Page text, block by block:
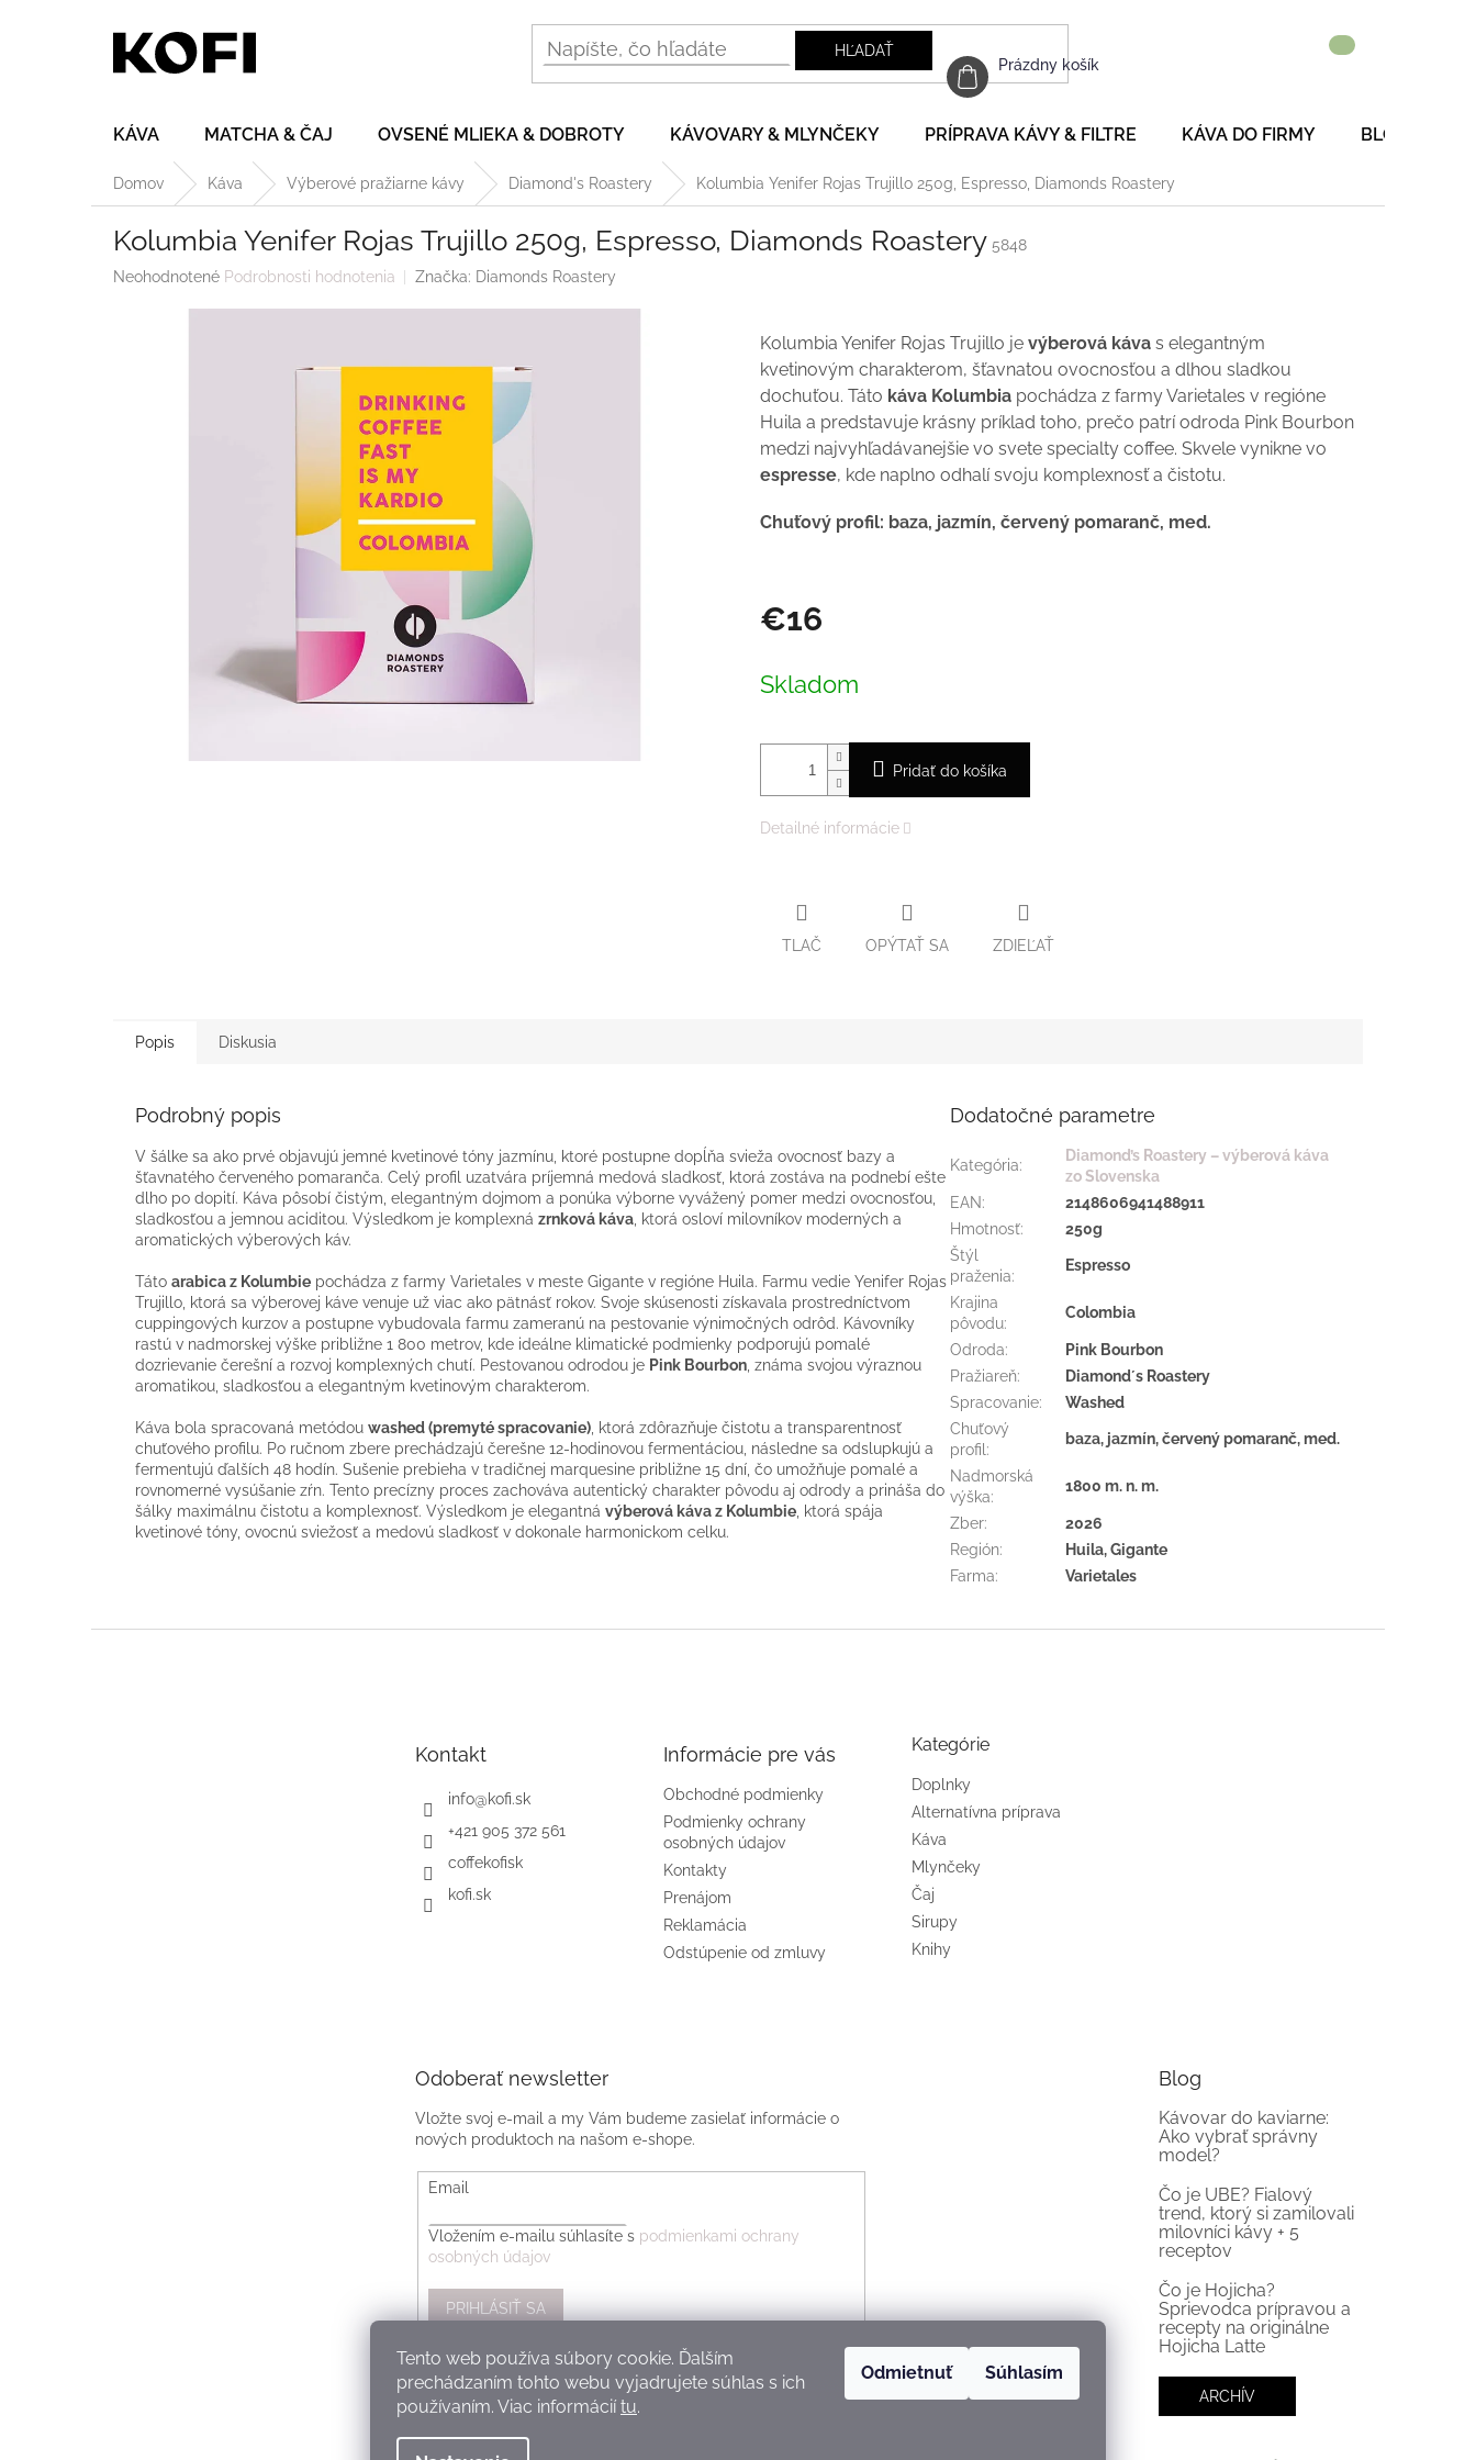
Tento web používa súbory cookie. Ďalším
prechádzaním tohto webu vyjadrujete súhlas s ich
používaním. Viac informácií tu.
Odmietnuť Súhlasím
HĽADAŤ
NÁKUPNÝ
KOŠÍK
Prázdny košík
KÁVA MATCHA & ČAJ OVSENÉ MLIEKA & DOBROTY KÁVOVARY & MLYNČEKY PRÍPRAVA KÁVY & FILTRE KÁVA DO FIRMY BLOG
Domov Káva Výberové pražiarne kávy Diamond's Roastery Kolumbia Yenifer Rojas Trujillo 250g, Espresso, Diamonds Roastery
Kolumbia Yenifer Rojas Trujillo 250g, Espresso, Diamonds Roastery 5848
Priemerné
Neohodnotené Podrobnosti hodnotenia Značka: Diamonds Roastery
€16
cena:
Skladom
Pridať do košíka
Kolumbia Yenifer Rojas Trujillo je výberová káva s elegantným
kvetinovým charakterom, šťavnatou ovocnosťou a dlhou sladkou
dochuťou. Táto káva Kolumbia pochádza z farmy Varietales v regióne
Huila a predstavuje krásny príklad toho, prečo patrí odroda Pink Bourbon
medzi najvyhľadávanejšie vo svete specialty coffee. Skvele vynikne vo
espresse, kde naplno odhalí svoju komplexnosť a čistotu.
Chuťový profil: baza, jazmín, červený pomaranč, med.
Detailné informácie
TLAČ OPÝTAŤ SA ZDIEĽAŤ
Popis Diskusia
Podrobný popis
V šálke sa ako prvé objavujú jemné kvetinové tóny jazmínu, ktoré postupne dopĺňa svieža ovocnosť bazy a
šťavnatého červeného pomaranča. Celý profil uzatvára príjemná medová sladkosť, ktorá zostáva na podnebí ešte
dlho po dopití. Káva pôsobí čistým, elegantným dojmom a ponúka výborne vyvážený pomer medzi ovocnosťou,
sladkosťou a jemnou aciditou. Výsledkom je komplexná zrnková káva , ktorá osloví milovníkov moderných a
aromatických výberových káv.
Táto arabica z Kolumbie pochádza z farmy Varietales v meste Gigante v regióne Huila. Farmu vedie Yenifer Rojas
Trujillo, ktorá sa výberovej káve venuje už viac ako pätnásť rokov. Svoje skúsenosti získavala prostredníctvom
cuppingových kurzov a postupne vybudovala farmu zameranú na pestovanie výnimočných odrôd. Kávovníky
rastú v nadmorskej výške približne 1 800 metrov, kde ideálne klimatické podmienky podporujú pomalé
dozrievanie čerešní a rozvoj komplexných chutí. Pestovanou odrodou je Pink Bourbon , známa svojou výraznou
aromatikou, sladkosťou a elegantným kvetinovým charakterom.
Káva bola spracovaná metódou washed (premyté spracovanie) , ktorá zdôrazňuje čistotu a transparentnosť
chuťového profilu. Po ručnom zbere prechádzajú čerešne 12-hodinovou fermentáciou, následne sa odslupkujú a
fermentujú ďalších 48 hodín. Sušenie prebieha v tradičnej marquesine približne 15 dní, čo umožňuje pomalé a
rovnomerné vysúšanie zŕn. Tento precízny proces zachováva autentický charakter pôvodu aj odrody a prináša do
šálky maximálnu čistotu a komplexnosť. Výsledkom je elegantná výberová káva z Kolumbie , ktorá spája
kvetinové tóny, ovocnú sviežosť a medovú sladkosť v dokonale harmonickom celku.
Dodatočné parametre
Kategória:
Diamond’s Roastery – výberová káva
zo Slovenska
EAN:
2148606941488911
Hmotnosť:
250g
Štýl
praženia:
Espresso
Krajina
pôvodu:
Colombia
Odroda:
Pink Bourbon
Pražiareň:
Diamond´s Roastery
Spracovanie:
Washed
Chuťový
profil :
baza, jazmín, červený pomaranč, med.
Nadmorská
výška:
1800 m. n. m.
Zber:
2026
Región:
Huila, Gigante
Farma: Varietales
Kontakt
info@kofi.sk
+421 905 372 561
coffekofisk
kofi.sk
Informácie pre vás
Obchodné podmienky
Podmienky ochrany
osobných údajov
Kontakty
Prenájom
Reklamácia
Odstúpenie od zmluvy
Kategórie
Doplnky
Alternatívna príprava
Káva
Mlynčeky
Čaj
Sirupy
Knihy
Odoberať newsletter
Vložte svoj e-mail a my Vám budeme zasielať informácie o
nových produktoch na našom e-shope.
Email
Vložením e-mailu súhlasíte s podmienkami ochrany
osobných údajov
PRIHLÁSIŤ SA
Blog
Kávovar do kaviarne:
Ako vybrať správny
model?
Čo je UBE? Fialový
trend, ktorý si zamilovali
milovníci kávy + 5
receptov
Čo je Hojicha?
Sprievodca prípravou a
recepty na originálne
Hojicha Latte
ARCHÍV